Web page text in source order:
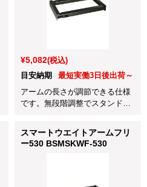
¥5,082(税込)
目安納期
最短実働3日後出荷～
アームの長さが調節できる仕様
です。無段階調整でスタンドの
スマートウエイトアームフリ
ー530 BSMSKWF-530